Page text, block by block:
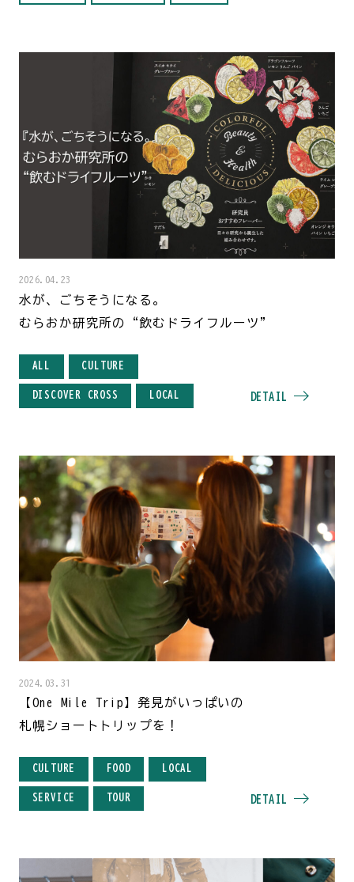
2026.04.23
水が、ごちそうになる。
むらおか研究所の“飲むドライフルーツ”
ALL CULTURE
DISCOVER CROSS LOCAL DETAIL
2024.03.31
【One Mile Trip】発見がいっぱいの
札幌ショートトリップを！
CULTURE FOOD LOCAL
SERVICE TOUR DETAIL